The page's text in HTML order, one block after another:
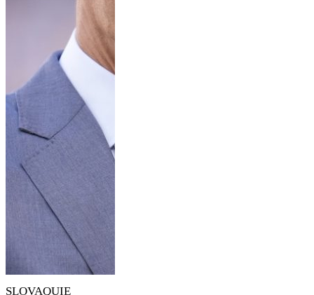
SLOVAQUIE